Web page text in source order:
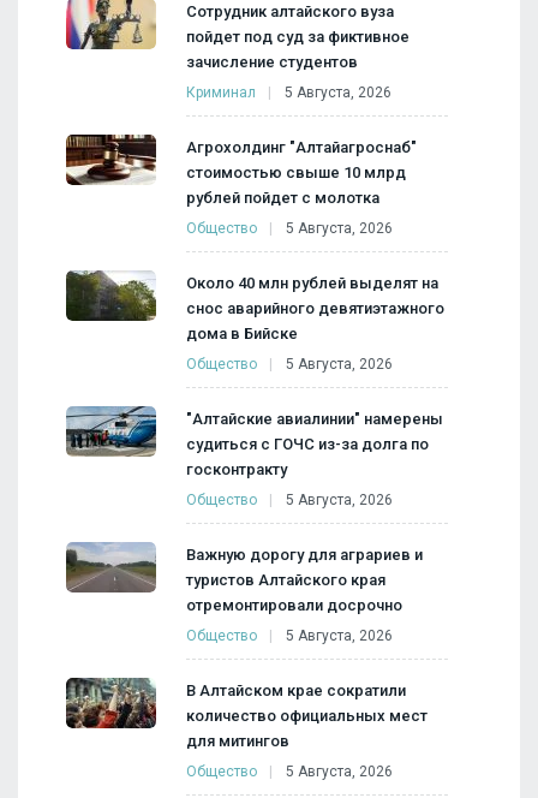
Сотрудник алтайского вуза
пойдет под суд за фиктивное
зачисление студентов
Криминал 5 Августа, 2026
Агрохолдинг "Алтайагроснаб"
стоимостью свыше 10 млрд
рублей пойдет с молотка
Общество 5 Августа, 2026
Около 40 млн рублей выделят на
снос аварийного девятиэтажного
дома в Бийске
Общество 5 Августа, 2026
"Алтайские авиалинии" намерены
судиться с ГОЧС из-за долга по
госконтракту
Общество 5 Августа, 2026
Важную дорогу для аграриев и
туристов Алтайского края
отремонтировали досрочно
Общество 5 Августа, 2026
В Алтайском крае сократили
количество официальных мест
для митингов
Общество 5 Августа, 2026